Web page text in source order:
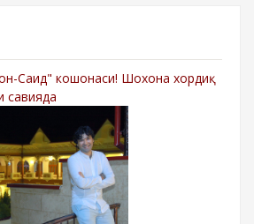
Саид" кошонаси! Шохона хордиқ
савияда